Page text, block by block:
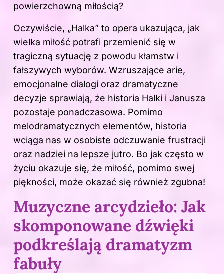
powierzchowną miłością?
Oczywiście, „Halka” to opera ukazująca, jak
wielka miłość potrafi przemienić się w
tragiczną sytuację z powodu kłamstw i
fałszywych wyborów. Wzruszające arie,
emocjonalne dialogi oraz dramatyczne
decyzje sprawiają, że historia Halki i Janusza
pozostaje ponadczasowa. Pomimo
melodramatycznych elementów, historia
wciąga nas w osobiste odczuwanie frustracji
oraz nadziei na lepsze jutro. Bo jak często w
życiu okazuje się, że miłość, pomimo swej
piękności, może okazać się również zgubna!
Muzyczne arcydzieło: Jak
skomponowane dźwięki
podkreślają dramatyzm
fabuły